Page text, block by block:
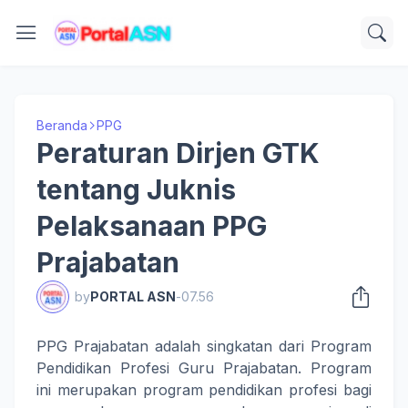
Beranda PPG
Peraturan Dirjen GTK
tentang Juknis
Pelaksanaan PPG
Prajabatan
byPORTAL ASN-07.56
PPG Prajabatan adalah singkatan dari Program
Pendidikan Profesi Guru Prajabatan. Program
ini merupakan program pendidikan profesi bagi